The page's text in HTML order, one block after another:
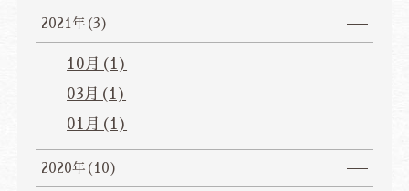
2021年(3)
10月(1)
03月(1)
01月(1)
2020年(10)